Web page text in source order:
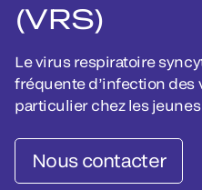
(VRS)
Le virus respiratoire
fréquente d’infection des
particulier chez les
Nous contacter